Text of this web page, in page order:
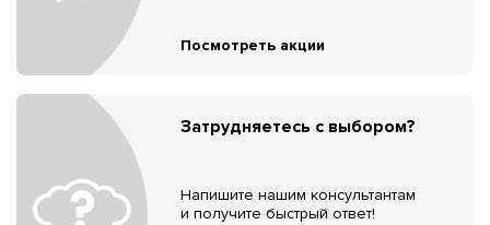
Посмотреть акции
Затрудняетесь с выбором?
Напишите нашим консультантам
и получите быстрый ответ!